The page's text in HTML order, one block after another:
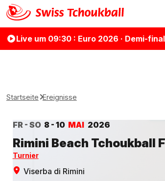
Live um 09:30: Euro 2026 · Demi-
Startseite Ereignisse
FR - SO 8 - 10 MAI 2026
Rimini Beach Tchoukball
Turnier
Viserba di Rimini